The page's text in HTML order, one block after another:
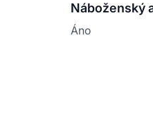
Náboženský
Áno